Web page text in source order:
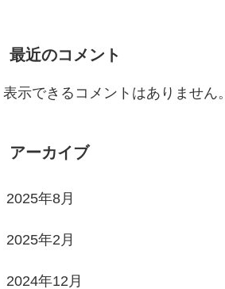
最近のコメント
表示できるコメントはありません。
アーカイブ
2025年8月
2025年2月
2024年12月